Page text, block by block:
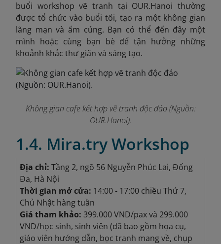
buổi workshop vẽ tranh tại OUR.Hanoi thường
được tổ chức vào buổi tối, tạo ra một không gian
lãng mạn và ấm cúng. Bạn có thể đến đây một
mình hoặc cùng bạn bè để tận hưởng những
khoảnh khắc thư giãn và sáng tạo.
Không gian cafe kết hợp vẽ tranh độc đáo (Nguồn:
OUR.Hanoi).
1.4. Mira.try Workshop
Địa chỉ: Tầng 2, ngõ 56 Nguyễn Phúc Lai, Đống
Đa, Hà Nội
Thời gian mở cửa: 14:00 - 17:00 chiều Thứ 7,
Chủ Nhật hàng tuần
Giá tham khảo: 399.000 VND/pax và 299.000
VND/học sinh, sinh viên (đã bao gồm họa cụ,
giáo viên hướng dẫn, bọc tranh mang về, chụp